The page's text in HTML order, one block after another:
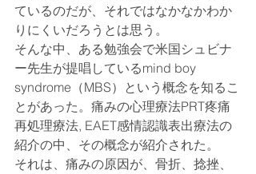
ているのだが、それではなかなかわか
りにくいだろうとは思う。
そんな中、ある勉強会で米国シュビナ
ー先生が提唱しているmind boy
syndrome（MBS）という概念を知るこ
とがあった。痛みの心理療法PRT疼痛
再処理療法, EAET感情認識表出療法の
紹介の中、その概念が紹介された。
それは、痛みの原因が、骨折、捻挫、